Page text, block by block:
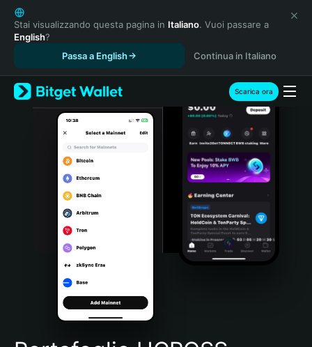
English
日本語
Tiếng Việt
Español (Latinoamérica)
Türkçe
Italiano
Português (Portugal)
Bahasa Indonesia
Português (Brasil)
Español (Argentina)
Stai visualizzando questa pagina in Italiano. Vuoi passare a
English?
Passa a English
Continua in Italiano
Scarica ora